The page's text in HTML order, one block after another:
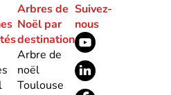
Arbres de
Noël par
destination
Arbre de
noël
Toulouse
Suivez-
nous